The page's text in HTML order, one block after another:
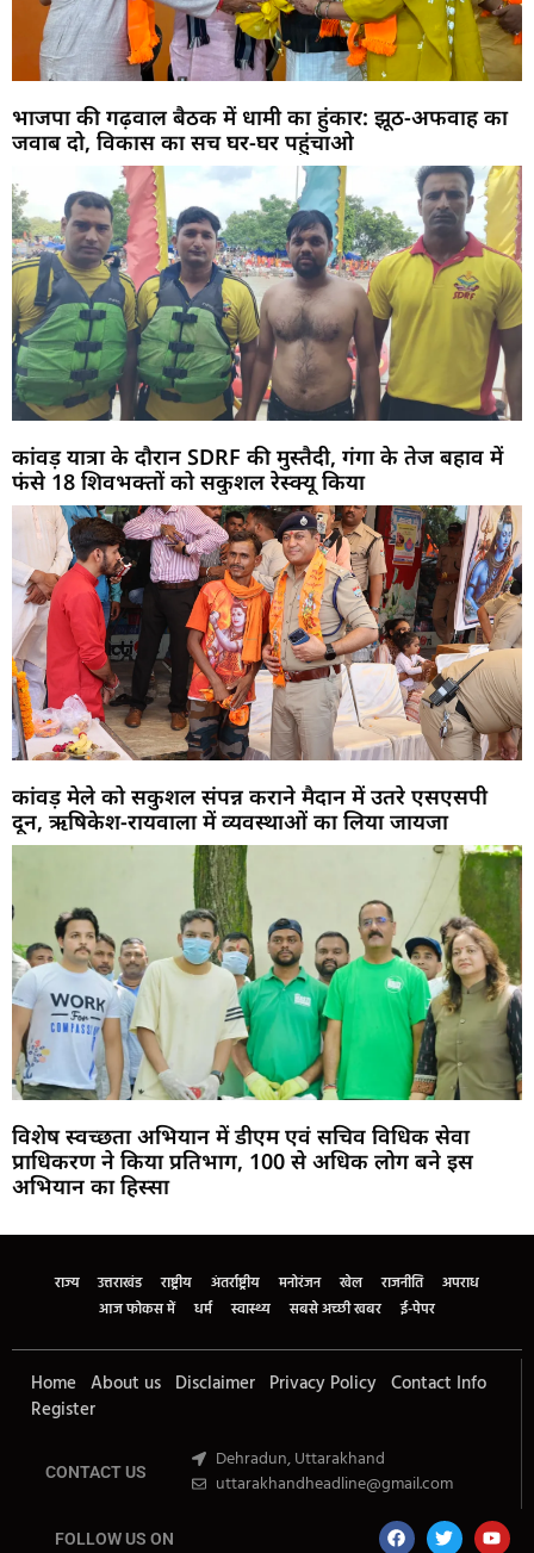
भाजपा की गढ़वाल बैठक में धामी का हुंकार: झूठ-अफवाह का
जवाब दो, विकास का सच घर-घर पहुंचाओ
कांवड़ यात्रा के दौरान SDRF की मुस्तैदी, गंगा के तेज बहाव में
फंसे 18 शिवभक्तों को सकुशल रेस्क्यू किया
कांवड़ मेले को सकुशल संपन्न कराने मैदान में उतरे एसएसपी
दून, ऋषिकेश-रायवाला में व्यवस्थाओं का लिया जायजा
विशेष स्वच्छता अभियान में डीएम एवं सचिव विधिक सेवा
प्राधिकरण ने किया प्रतिभाग, 100 से अधिक लोग बने इस
अभियान का हिस्सा
राज्य उत्तराखंड राष्ट्रीय अंतर्राष्ट्रीय मनोरंजन खेल राजनीति
अपराध
आज फोकस में
धर्म स्वास्थ्य सबसे अच्छी खबर ई-पेपर
Home About us Disclaimer Privacy Policy Contact Info
Register
CONTACT US
Dehradun, Uttarakhand
uttarakhandheadline@gmail.com
FOLLOW US ON